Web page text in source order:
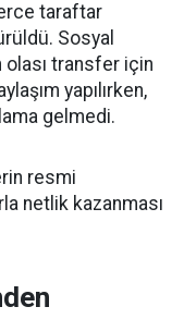
taraftar
Sosyal
transfer için
yapılırken,
gelmedi.
resmi
netlik kazanması